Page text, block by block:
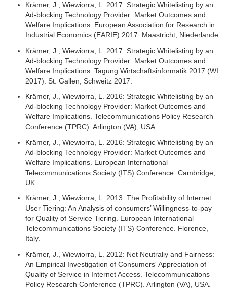
Krämer, J., Wiewiorra, L. 2017: Strategic Whitelisting by an
Ad-blocking Technology Provider: Market Outcomes and
Welfare Implications. European Association for Research in
Industrial Economics (EARIE) 2017. Maastricht, Niederlande.
Krämer, J., Wiewiorra, L. 2017: Strategic Whitelisting by an
Ad-blocking Technology Provider: Market Outcomes and
Welfare Implications. Tagung Wirtschaftsinformatik 2017 (WI
2017). St. Gallen, Schweitz 2017.
Krämer, J., Wiewiorra, L. 2016: Strategic Whitelisting by an
Ad-blocking Technology Provider: Market Outcomes and
Welfare Implications. Telecommunications Policy Research
Conference (TPRC). Arlington (VA), USA.
Krämer, J., Wiewiorra, L. 2016: Strategic Whitelisting by an
Ad-blocking Technology Provider: Market Outcomes and
Welfare Implications. European International
Telecommunications Society (ITS) Conference. Cambridge,
UK.
Krämer, J.; Wiewiorra, L. 2013: The Profitability of Internet
User Tiering: An Analysis of consumers’ Willingness-to-pay
for Quality of Service Tiering. European International
Telecommunications Society (ITS) Conference. Florence,
Italy.
Krämer, J., Wiewiorra, L. 2012: Net Neutraliy and Fairness:
An Empirical Investigation of Consumers' Appreciation of
Quality of Service in Internet Access. Telecommunications
Policy Research Conference (TPRC). Arlington (VA), USA.